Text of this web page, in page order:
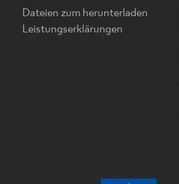
Dateien zum herunterladen
Leistungserklärungen